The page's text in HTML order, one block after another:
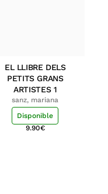
EL LLIBRE DELS
PETITS GRANS
ARTISTES 1
sanz, mariana
Disponible
9.90€